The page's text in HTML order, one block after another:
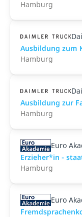
Hamburg
Ausbildung zum
Hamburg
Ausbildung zur
Hamburg
Euro
Erzieher*in -
Hamburg
Euro